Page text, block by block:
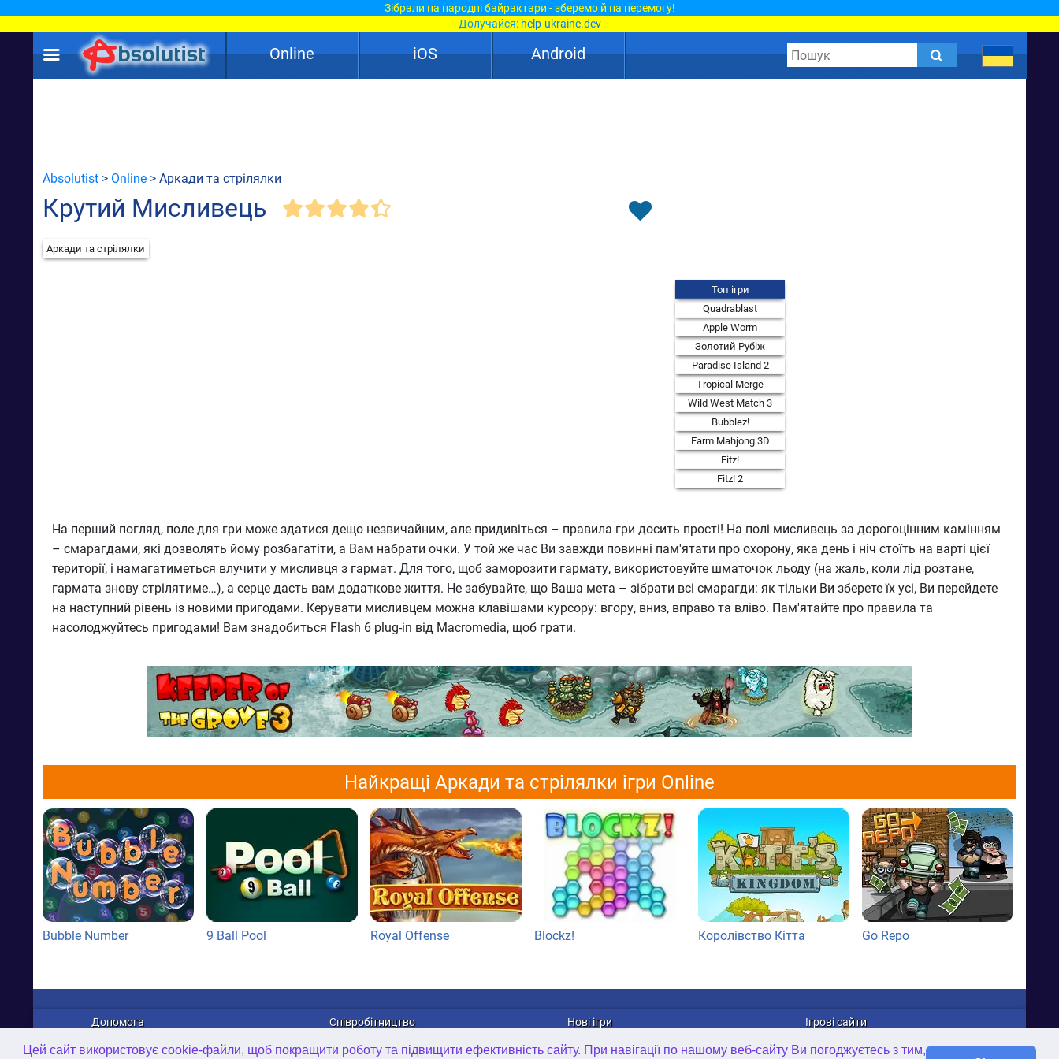
Цей сайт використовує cookie-файли, щоб покращити роботу та підвищити ефективність сайту. При навігації по нашому веб-сайту Ви погоджуєтесь з тим,
Зібрали на народні байрактари - зберемо й на перемогу!
Долучайся: help-ukraine.dev
Online iOS Android
Absolutist > Online > Аркади та стрілялки
Крутий Мисливець
Аркади та стрілялки
Топ ігри
Quadrablast
Apple Worm
Золотий Рубіж
Paradise Island 2
Tropical Merge
Wild West Match 3
Bubblez!
Farm Mahjong 3D
Fitz!
Fitz! 2
На перший погляд, поле для гри може здатися дещо незвичайним, але придивіться – правила гри досить прості! На полі мисливець за дорогоцінним камінням
– смарагдами, які дозволять йому розбагатіти, а Вам набрати очки. У той же час Ви завжди повинні пам'ятати про охорону, яка день і ніч стоїть на варті цієї
території, і намагатиметься влучити у мисливця з гармат. Для того, щоб заморозити гармату, використовуйте шматочок льоду (на жаль, коли лід розтане,
гармата знову стрілятиме…), а серце дасть вам додаткове життя. Не забувайте, що Ваша мета – зібрати всі смарагди: як тільки Ви зберете їх усі, Ви перейдете
на наступний рівень із новими пригодами. Керувати мисливцем можна клавішами курсору: вгору, вниз, вправо та вліво. Пам'ятайте про правила та
насолоджуйтесь пригодами! Вам знадобиться Flash 6 plug-in від Macromedia, щоб грати.
Найкращі Аркади та стрілялки ігри Online
Bubble Number 9 Ball Pool Royal Offense Blockz! Королівство Кітта Go Repo
Допомога
Співробітництво
Реклама
Нові ігри
Онлайн ігри
Ігрові сайти